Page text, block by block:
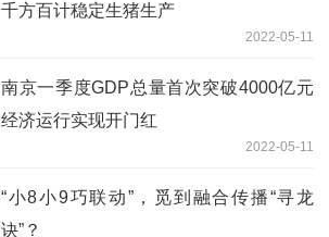
千方百计稳定生猪生产
2022-05-11
南京一季度GDP总量首次突破4000亿元
经济运行实现开门红
2022-05-11
“小8小9巧联动”，觅到融合传播“寻龙
诀”？